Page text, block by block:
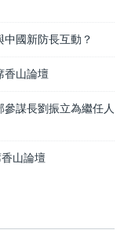
國新防長互動？
香山論壇
謀長劉振立為繼任人
山論壇